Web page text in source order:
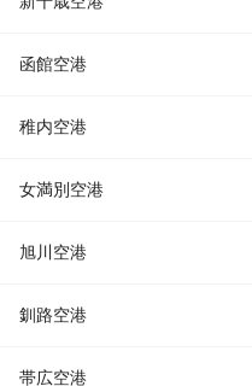
函館空港
稚内空港
女満別空港
旭川空港
釧路空港
帯広空港